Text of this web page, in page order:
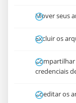
Mover seus
Excluir os
credenciais
Coeditar os